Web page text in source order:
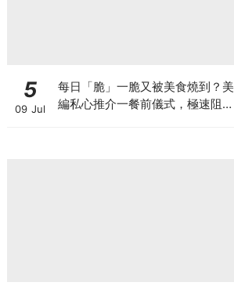
5
09 Jul
每日「脆」一脆又被美食燒到？美
編私心推介一餐前儀式，極速阻碳